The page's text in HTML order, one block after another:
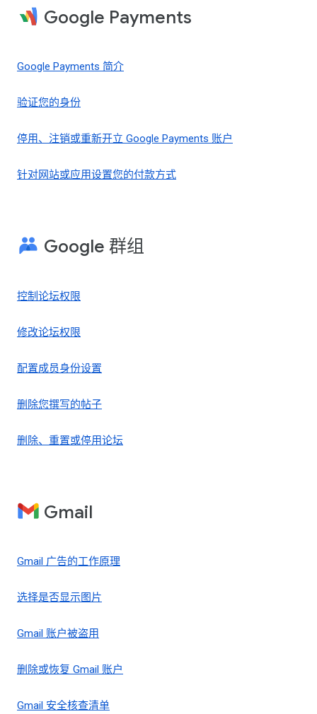
Google Payments
Google Payments 简介
验证您的身份
停用、注销或重新开立 Google Payments 账户
针对网站或应用设置您的付款方式
Google 群组
控制论坛权限
修改论坛权限
配置成员身份设置
删除您撰写的帖子
删除、重置或停用论坛
Gmail
Gmail 广告的工作原理
选择是否显示图片
Gmail 账户被盗用
删除或恢复 Gmail 账户
Gmail 安全核查清单